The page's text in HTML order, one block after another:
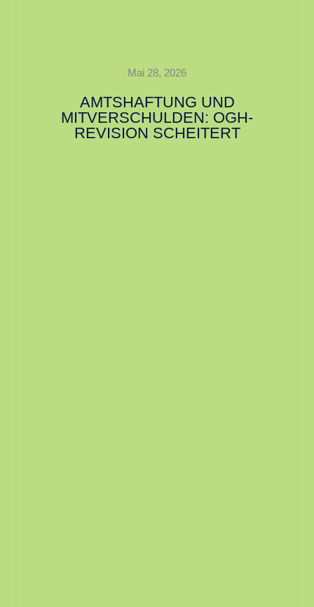
Mai 28, 2026
AMTSHAFTUNG UND
MITVERSCHULDEN: OGH-
REVISION SCHEITERT